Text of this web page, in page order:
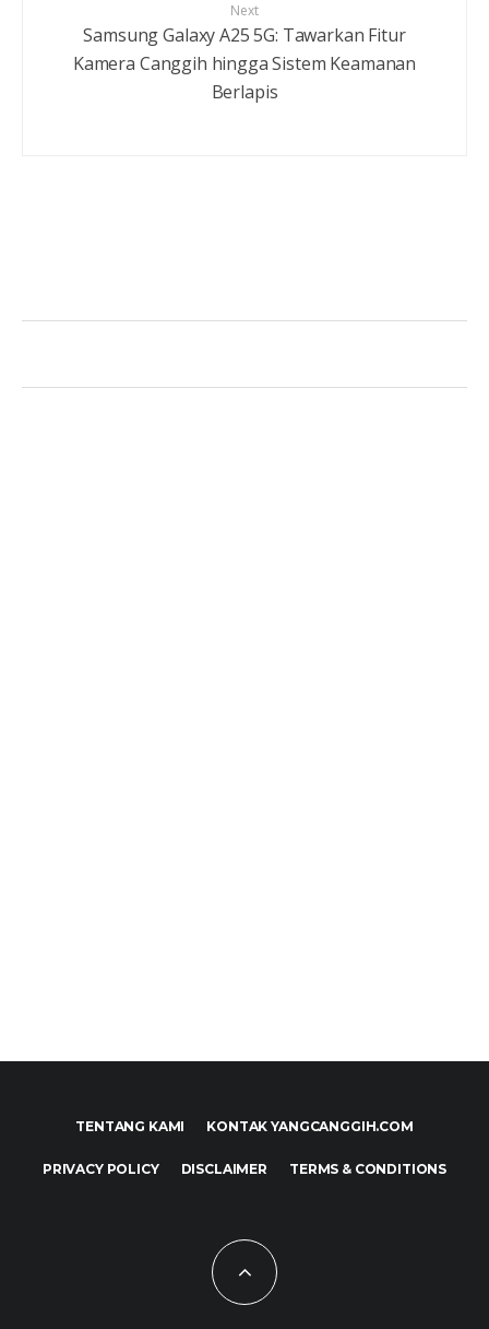
Next
Samsung Galaxy A25 5G: Tawarkan Fitur
Kamera Canggih hingga Sistem Keamanan
Berlapis
TENTANG KAMI KONTAK YANGCANGGIH.COM
PRIVACY POLICY DISCLAIMER TERMS & CONDITIONS